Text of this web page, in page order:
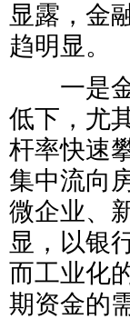
显露，金
趋明显。
一是金
低下，尤
杆率快速
集中流向
微企业、
显，以银
而工业化
期资金的